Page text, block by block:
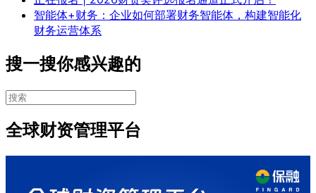
智能体+财务：企业如何部署财务智能体，构建智能化
财务运营体系
搜一搜你感兴趣的
全球财资管理平台